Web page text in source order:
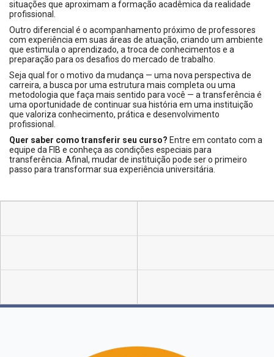
situações que aproximam a formação acadêmica da realidade
profissional.
Outro diferencial é o acompanhamento próximo de professores
com experiência em suas áreas de atuação, criando um ambiente
que estimula o aprendizado, a troca de conhecimentos e a
preparação para os desafios do mercado de trabalho.
Seja qual for o motivo da mudança — uma nova perspectiva de
carreira, a busca por uma estrutura mais completa ou uma
metodologia que faça mais sentido para você — a transferência é
uma oportunidade de continuar sua história em uma instituição
que valoriza conhecimento, prática e desenvolvimento
profissional.
Quer saber como transferir seu curso? Entre em contato com a
equipe da FIB e conheça as condições especiais para
transferência. Afinal, mudar de instituição pode ser o primeiro
passo para transformar sua experiência universitária.